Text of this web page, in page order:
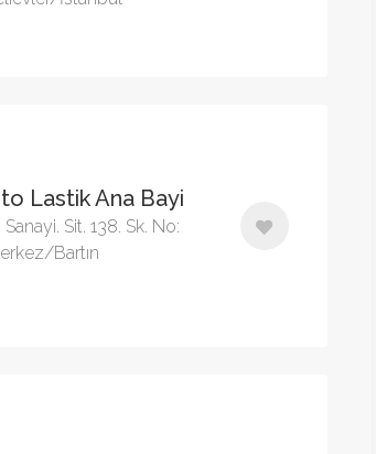
Lastik Ana Bayi
Sit. 138. Sk. No:
Bartın